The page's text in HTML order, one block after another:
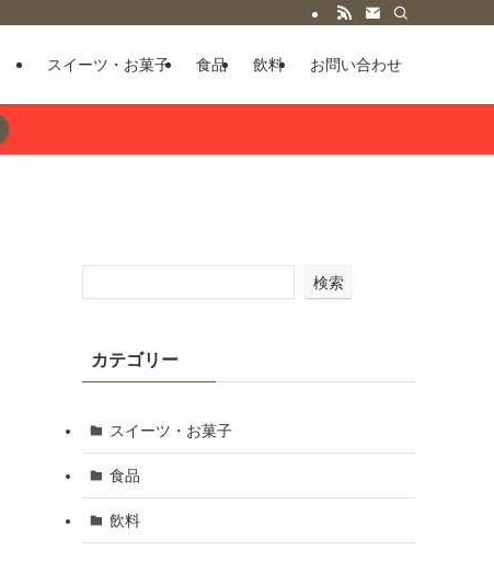
スイーツ・お菓子 食品 飲料 お問い合わせ
検索
カテゴリー
スイーツ・お菓子
食品
飲料